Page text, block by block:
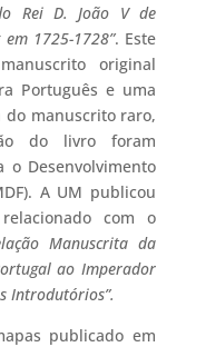
Rei D. João V de
1725-1728”. Este
original
Português e uma
do manuscrito raro,
do livro foram
o Desenvolvimento
A UM publicou
com o
Manuscrita da
ao Imperador
Introdutórios”.
publicado em